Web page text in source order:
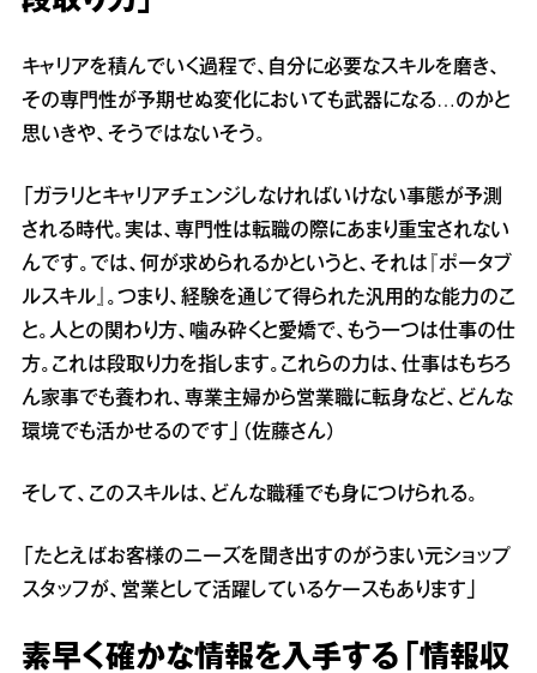
キャリアを積んでいく過程で、自分に必要なスキルを磨き、
その専門性が予期せぬ変化においても武器になる…のかと
思いきや、そうではないそう。
「ガラリとキャリアチェンジしなければいけない事態が予測
される時代。実は、専門性は転職の際にあまり重宝されない
んです。では、何が求められるかというと、それは『ポータブ
ルスキル』。つまり、経験を通じて得られた汎用的な能力のこ
と。人との関わり方、噛み砕くと愛嬌で、もう一つは仕事の仕
方。これは段取り力を指します。これらの力は、仕事はもちろ
ん家事でも養われ、専業主婦から営業職に転身など、どんな
環境でも活かせるのです」（佐藤さん）
そして、このスキルは、どんな職種でも身につけられる。
「たとえばお客様のニーズを聞き出すのがうまい元ショップ
スタッフが、営業として活躍しているケースもあります」
素早く確かな情報を入手する「情報収